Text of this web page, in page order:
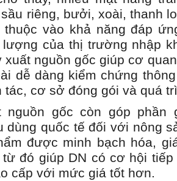
riêng, bưởi, xoài, thanh
thuộc vào khả năng đáp
của thị trường nhập
xuất nguồn gốc giúp cơ
dễ dàng kiểm chứng
tác, cơ sở đóng gói và quá
nguồn gốc còn góp phần
dùng quốc tế đối với nông
được minh bạch hóa,
từ đó giúp DN có cơ hội
cấp với mức giá tốt hơn.